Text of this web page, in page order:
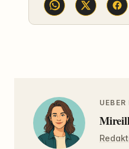
UEBER